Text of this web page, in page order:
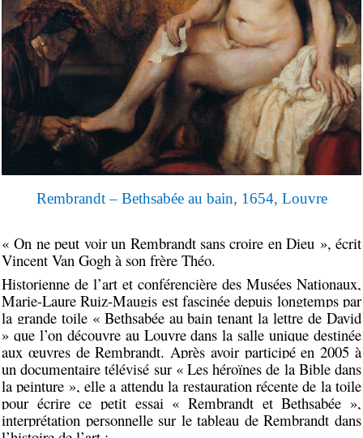
Rembrandt – Bethsabée au bain, 1654, Louvre
« On ne peut voir un Rembrandt sans croire en Dieu », écrit
Vincent Van Gogh à son frère Théo.
Historienne de l’art et conférencière des Musées Nationaux,
Marie-Laure Ruiz-Maugis est fascinée depuis longtemps par
la grande toile « Bethsabée au bain tenant la lettre de David
» que l’on découvre au Louvre dans la salle unique destinée
aux œuvres de Rembrandt. Après avoir participé en 2005 à
un documentaire télévisé sur « Les héroïnes de la Bible dans
la peinture », elle a attendu la restauration récente de la toile
pour écrire ce petit essai «Rembrandt et Bethsabée »,
interprétation personnelle sur le tableau de Rembrandt dans